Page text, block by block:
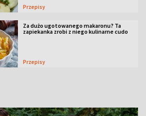
Przepisy
Za dużo ugotowanego makaronu? Ta
zapiekanka zrobi z niego kulinarne cudo
Przepisy